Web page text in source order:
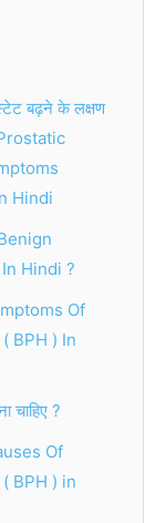
बढ़ने के लक्षण
Hindi
Benign
Hindi ?
Of
BPH ) In
चाहिए ?
Of
BPH ) in